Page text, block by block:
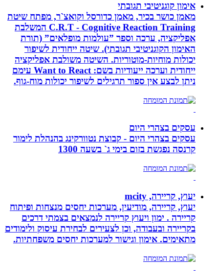
אימון קוגניטיבי תגובתי
מאמן כושר בכיר, מאמן כדורסל וקואצ`ר, מפתח שיטת
C.R.T - Cognitive Reaction Training המשלבת
אפליקציה, ערכה וספר ”עולמות מופלאים” (תורת
האימון הקוגניטיבי תגובתי). שיטה ייחודית לשיפור
יכולות מוחיות-מוטוריות. השיטה משולבת אפליקציה
ייחודית וערכה ייעודיות בשם: Want to React עימם
ניתן לבצע אין ספור תרגילים לשיפור יכולות מוח-גוף.
עסקים בצהרי היום
עסקים בצהרי היום - קבוצת נטוורקינג בהנהלת לימור
קרנסה נפגשת בזום בימי ג` בשעה 1300
יעוץ, קריירה, mcity
יעוץ, קריירה, מודיעין, מערכות יחסים מנצחות ופיתוח
קריירה . ימון ויעוץ קריירה לנמצאים בצמתי דרכים
בקריירה ובעבודה, וכן לצעירים לבחירת עיסוק ולימודים
מתאימים. אימון וגישור למערכות יחסים משפחתיות.